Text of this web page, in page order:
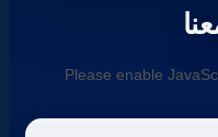
Please enable